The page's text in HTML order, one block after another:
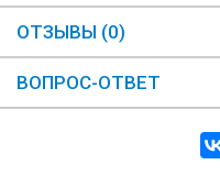
ОТЗЫВЫ (0)
ВОПРОС-ОТВЕТ